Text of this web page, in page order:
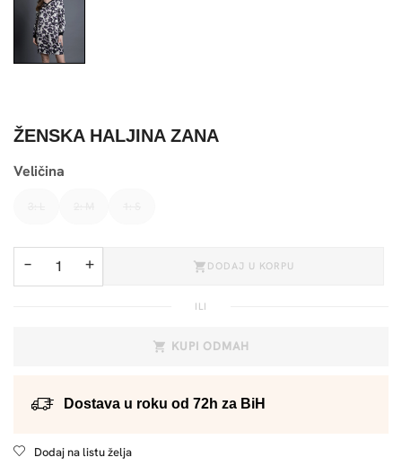
ŽENSKA HALJINA ZANA
Veličina
− + DODAJ U KORPU
ILI
KUPI ODMAH
Dostava u roku od 72h za BiH
Dodaj na listu želja